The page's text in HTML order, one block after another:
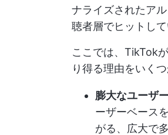
ナライズされたア
聴者層でヒットして
ここでは、TikTok
り得る理由をいく
膨大なユーザ
ーザーベース
がる、広大で